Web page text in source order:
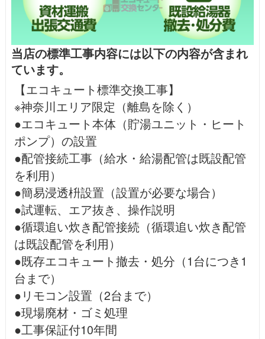
当店の標準工事内容には以下の内容が含まれ
ています。
【エコキュート標準交換工事】
※神奈川エリア限定（離島を除く）
●エコキュート本体（貯湯ユニット・ヒート
ポンプ）の設置
●配管接続工事（給水・給湯配管は既設配管
を利用）
●簡易浸透枡設置（設置が必要な場合）
●試運転、エア抜き、操作説明
●循環追い炊き配管接続（循環追い炊き配管
は既設配管を利用）
●既存エコキュート撤去・処分（1台につき1
台まで）
●リモコン設置（2台まで）
●現場廃材・ゴミ処理
●工事保証付10年間